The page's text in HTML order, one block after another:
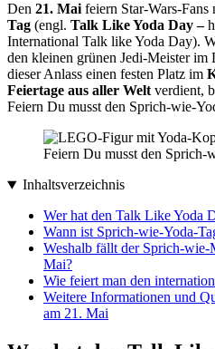
Den 21. Maifeiern Star-Wars-Fans
Tag (engl. Talk Like Yoda Day –
International Talk like Yoda Day).
den kleinen grünen Jedi-Meister im
dieser Anlass einen festen Platz im
Feiertage aus aller Weltverdient,
Feiern Du musst den Sprich-wie-
Feiern Du musst den
Inhaltsverzeichnis
Wer hat den Talk Like Yoda
Wann ist Sprich-wie-Yoda-
Weshalb fällt der Sprich-wie-
Mai?
Wie feiert man den
Weitere Informationen und
am 21. Mai